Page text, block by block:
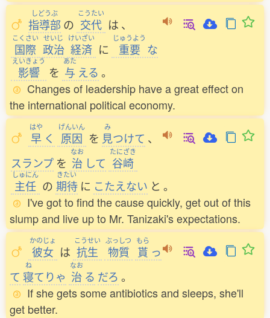
しどうぶ
指導部の
こうたい
交代 は 、
こくさい
国際
せいじ
政治
けいざい
経済 に
じゅうよう
重要 な
えいきょう
影響 を
あた
与 える 。
Changes of leadership have a great effect on
the international political economy.
はや
早 く
げんいん
原因 を
み
見つけて 、
スランプ を
なお
治 して
たにざき
谷崎
しゅにん
主任 の
きたい
期待 に こたえない と 。
I've got to find the cause quickly, get out of this
slump and live up to Mr. Tanizaki's expectations.
かのじょ
彼女 は
こうせい
抗生
ぶっしつ
物質
もら
貰 っ
て
ね
寝てりゃ
なお
治 る だろ 。
If she gets some antibiotics and sleeps, she'll
get better.